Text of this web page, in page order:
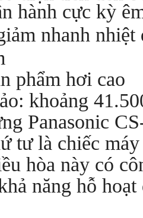
hành cực kỳ
nhanh
phẩm hơi cao
khoảng
Panasonic
tư là chiếc
hòa này có
năng hỗ